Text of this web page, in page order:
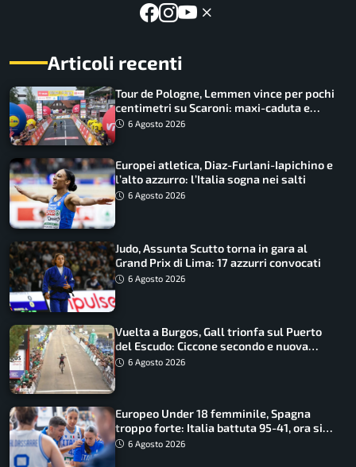
Articoli recenti
Tour de Pologne, Lemmen vince per pochi
centimetri su Scaroni: maxi-caduta e
tappa accorciata
6 Agosto 2026
Europei atletica, Diaz-Furlani-Iapichino e
l’alto azzurro: l’Italia sogna nei salti
6 Agosto 2026
Judo, Assunta Scutto torna in gara al
Grand Prix di Lima: 17 azzurri convocati
6 Agosto 2026
Vuelta a Burgos, Gall trionfa sul Puerto
del Escudo: Ciccone secondo e nuova
maglia di leader
6 Agosto 2026
Europeo Under 18 femminile, Spagna
troppo forte: Italia battuta 95-41, ora si
gioca il Mondiale
6 Agosto 2026